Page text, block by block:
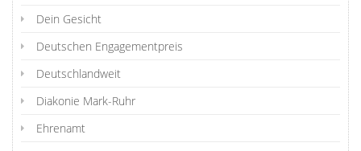
Dein Gesicht
Deutschen Engagementpreis
Deutschlandweit
Diakonie Mark-Ruhr
Ehrenamt